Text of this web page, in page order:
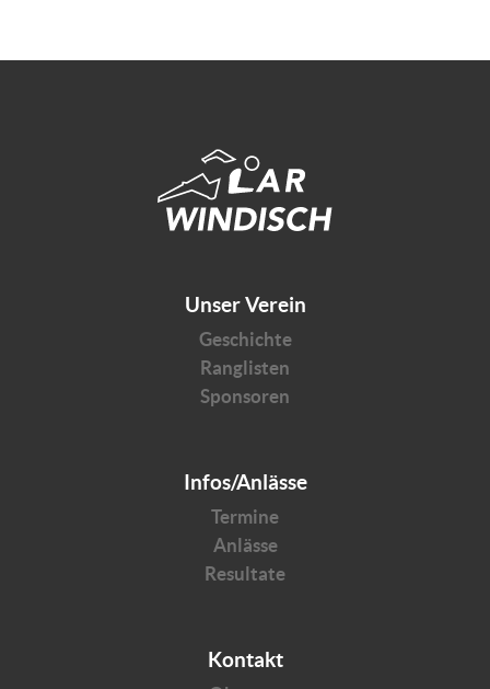
Unser Verein
Geschichte
Ranglisten
Sponsoren
Infos/Anlässe
Termine
Anlässe
Resultate
Kontakt